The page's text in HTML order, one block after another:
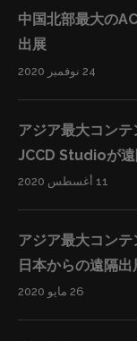
ザーを獲得しま
画像と映像教材
人以上獲得し、
由として、日本
があるにも関わ
方はほんの一握
るイラストレー
さんいます。
す。 今後も様々
中国北部最大の
出展
24 نوفمبر 2020
アジア最大コン
JCCD Studioが
11 أغسطس 2020
アジア最大コン
日本からの遠隔
26 مايو 2020